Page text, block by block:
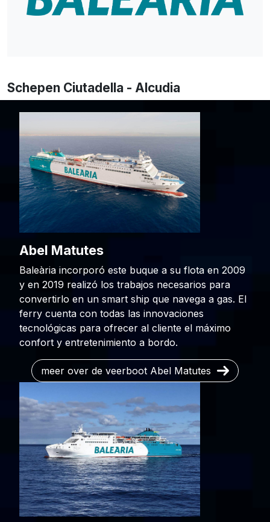
Schepen Ciutadella - Alcudia
Abel Matutes
Baleària incorporó este buque a su flota en 2009
y en 2019 realizó los trabajos necesarios para
convertirlo en un smart ship que navega a gas. El
ferry cuenta con todas las innovaciones
tecnológicas para ofrecer al cliente el máximo
confort y entretenimiento a bordo.
meer over de veerboot Abel Matutes